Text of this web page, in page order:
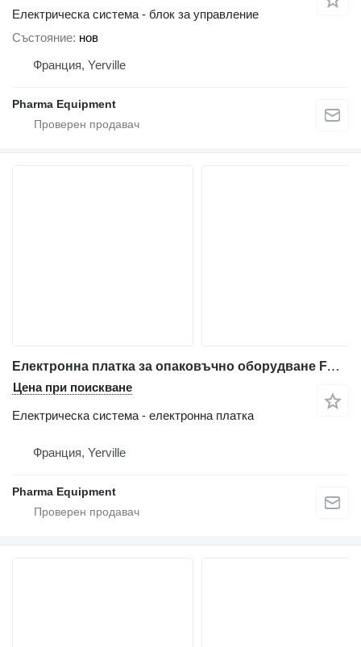
Електрическа система - блок за управление
Състояние нов
Франция, Yerville
Pharma Equipment
Електронна платка за опаковъчно оборудване FARMOMAC S56
Цена при поискване
Електрическа система - електронна платка
Франция, Yerville
Pharma Equipment